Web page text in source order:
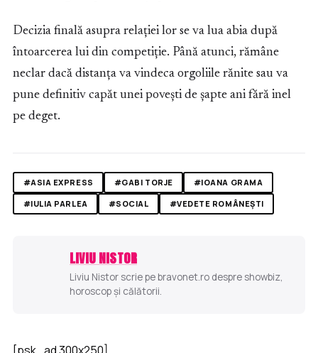
Decizia finală asupra relației lor se va lua abia după
întoarcerea lui din competiție. Până atunci, rămâne
neclar dacă distanța va vindeca orgoliile rănite sau va
pune definitiv capăt unei povești de șapte ani fără inel
pe deget.
#ASIA EXPRESS #GABI TORJE
#IOANA GRAMA
#IULIA PARLEA
#SOCIAL #VEDETE ROMÂNEȘTI
LIVIU NISTOR
Liviu Nistor scrie pe bravonet.ro despre showbiz,
horoscop și călătorii.